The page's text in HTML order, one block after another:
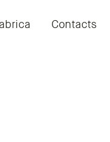
Contacts